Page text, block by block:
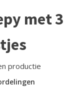
met 3
productie